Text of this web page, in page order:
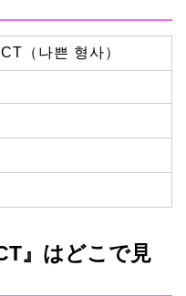
（나쁜 형사）
』はどこで見